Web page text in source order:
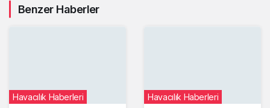
Benzer Haberler
Havacılık Haberleri Havacılık Haberleri